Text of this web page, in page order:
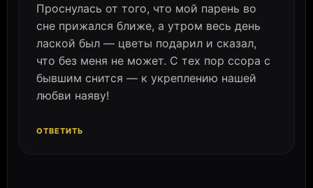
Проснулась от того, что мой парень во
сне прижался ближе, а утром весь день
лаской был — цветы подарил и сказал,
что без меня не может. С тех пор ссора с
бывшим снится — к укреплению нашей
любви наяву!
ОТВЕТИТЬ